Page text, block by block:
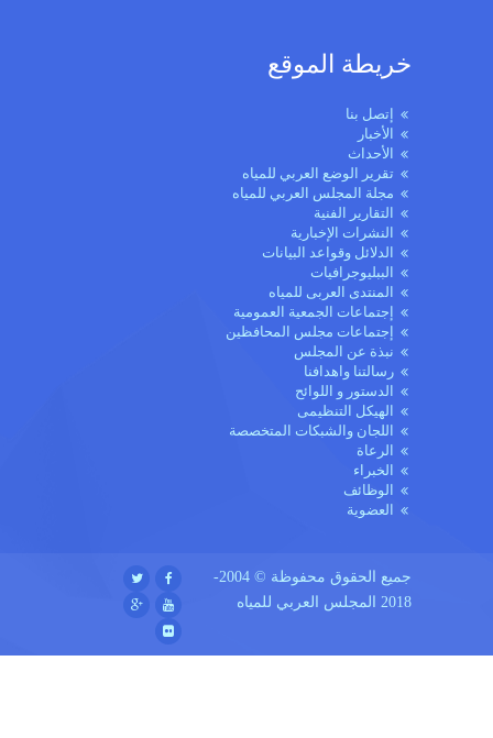
خريطة الموقع
إتصل بنا
الأخبار
الأحداث
تقرير الوضع العربي للمياه
مجلة المجلس العربي للمياه
التقارير الفنية
النشرات الإخبارية
الدلائل وقواعد البيانات
الببليوجرافيات
المنتدى العربى للمياه
إجتماعات الجمعية العمومية
إجتماعات مجلس المحافظين
نبذة عن المجلس
رسالتنا واهدافنا
الدستور و اللوائح
الهيكل التنظيمى
اللجان والشبكات المتخصصة
الرعاة
الخبراء
الوظائف
العضوية
جميع الحقوق محفوظة © 2004-
2018 المجلس العربي للمياه